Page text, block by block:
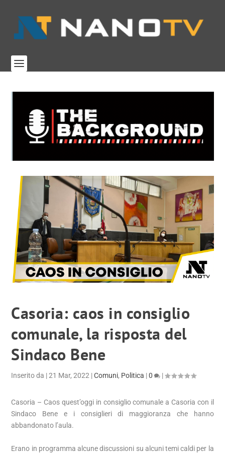
Casoria: caos in consiglio
comunale, la risposta del
Sindaco Bene
Inserito da |21 Mar, 2022 |Comuni, Politica |0 |
Casoria – Caos quest’oggi in consiglio comunale a Casoria con il
Sindaco Bene e i consiglieri di maggioranza che hanno
abbandonato l’aula.
Erano in programma alcune discussioni su alcuni temi caldi per la